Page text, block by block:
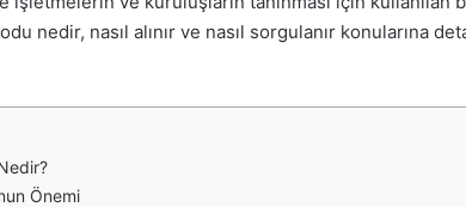
nedir, nasıl alınır ve nasıl sorgulanır konularına
Önemi